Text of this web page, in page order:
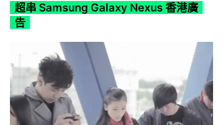
超串 Samsung Galaxy Nexus 香港廣
告